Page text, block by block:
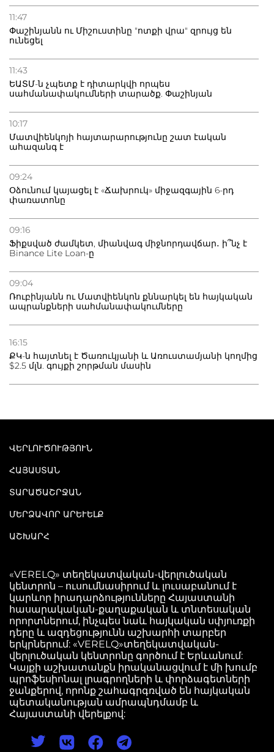
11:47
Փաշինյանն ու Միշուստինը "ոտքի վրա" զրույց են
ունեցել
11:43
ԵԱՏՄ-ն չպետք է դիտարկվի որպես
սահմանափակումների տարածք. Փաշինյան
10:17
Մատվիենկոյի հայտարարությունը շատ էական
ահազանգ է
09:24
Օձունում կայացել է «Ճախրուկ» միջազգային 6-րդ
փառատոնը
09:16
Ֆիքսված ժամկետ, միանվագ միջնորդավճար․ ի՞նչ է
Binance Lite Loan-ը
09:04
Ռուբինյանն ու Մատվիենկոն քննարկել են հայկական
ապրանքների սահմանափակումները
16:15
ՔԿ-ն հայտնել է Ծառուկյանի և Առուստամյանի կողմից
$2.5 մլն. գույքի շորթման մասին
ՎԵՐԼՈՒԾՈՒԹՅՈՒՆ
ՀԱՅԱՍՏԱՆ
ՏԱՐԱԾԱՇՐՋԱՆ
ՄԵՐՁԱՎՈՐ ԱՐԵՒԵԼՔ
ԱՇԽԱՐՀ
«VERELQ» տեղեկատվական-վերլուծական
կենտրոն – ուսումնասիրում և լուսաբանում է
կարևոր իրադարձությունները Հայաստանի
հասարակական-քաղաքական և տնտեսական
որորտներում, ինչպես նաև հայկական սփյուռքի
դերը և ազդեցությունն աշխարհի տարբեր
երկրներում: «VERELQ»տեղեկատվական-
վերլուծական կենտրոնը գործում է Երևանում:
Կայքի աշխատանքն իրականացվում է մի խումբ
պրոֆեսիոնալ լրագրողների և փորձագետների
ջանքերով, որոնք շահագրգռված են հայկական
պետականության ամրապնդմամբ և
Հայաստանի վերելքով: